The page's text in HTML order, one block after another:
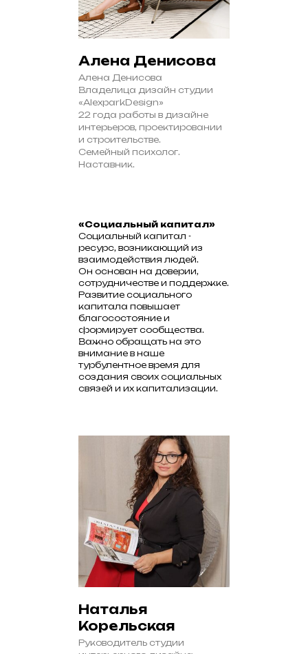
Алена Денисова
Алена Денисова
Владелица дизайн студии
«AlexparkDesign»
22 года работы в дизайне
интерьеров, проектировании
и строительстве.
Семейный психолог.
Наставник.
«Социальный капитал»
Социальный капитал -
ресурс, возникающий из
взаимодействия людей.
Он основан на доверии,
сотрудничестве и поддержке.
Развитие социального
капитала повышает
благосостояние и
формирует сообщества.
Важно обращать на это
внимание в наше
турбулентное время для
создания своих социальных
связей и их капитализации.
Наталья
Корельская
Руководитель студии